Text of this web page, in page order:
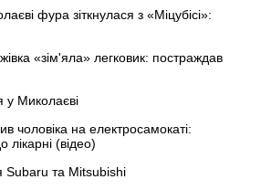
фура зіткнулася з «Міцубісі»:
«зім'яла» легковик: постраждав
у Миколаєві
чоловіка на електросамокаті:
лікарні (відео)
Subaru та Mitsubishi